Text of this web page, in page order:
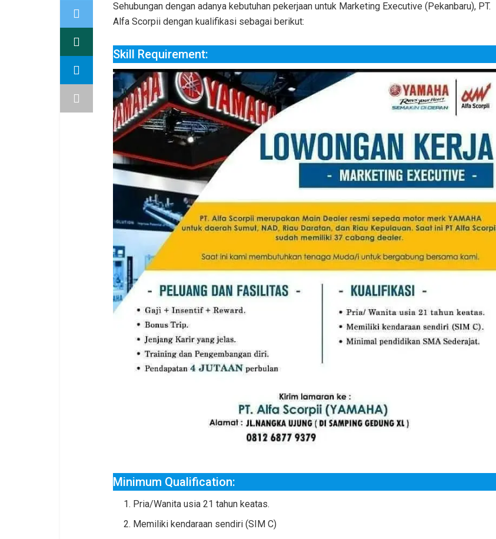
Sehubungan dengan adanya kebutuhan pekerjaan untuk Marketing Executive (Pekanbaru), PT.
Alfa Scorpii dengan kualifikasi sebagai berikut:
Skill Requirement:
Minimum Qualification:
Pria/Wanita usia 21 tahun keatas.
Memiliki kendaraan sendiri (SIM C)